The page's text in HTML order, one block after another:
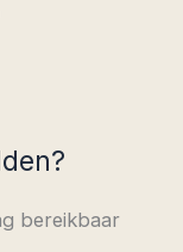
bereikbaar